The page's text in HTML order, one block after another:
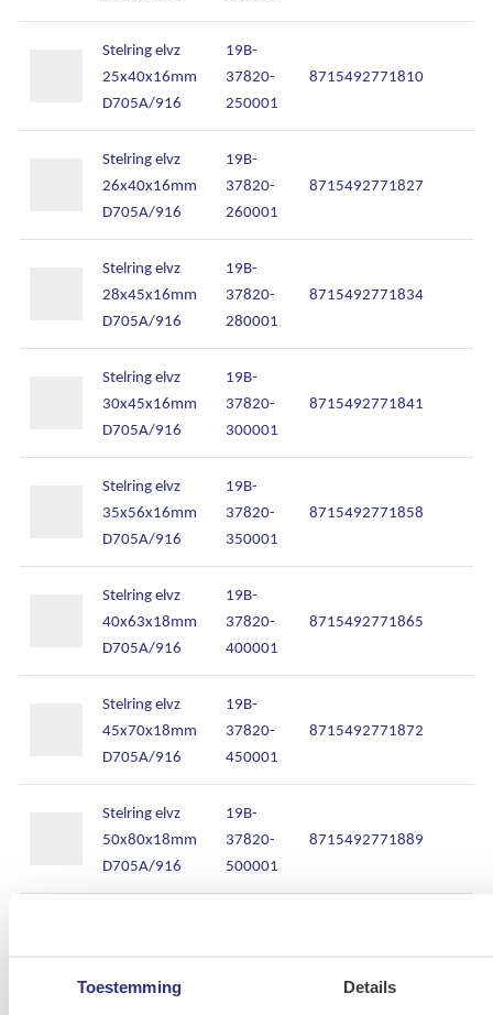
Toestemming Details
Stelring elvz
25x40x16mm
D705A/916
19B-
37820-
250001
8715492771810
Stelring elvz
26x40x16mm
D705A/916
19B-
37820-
260001
8715492771827
Stelring elvz
28x45x16mm
D705A/916
19B-
37820-
280001
8715492771834
Stelring elvz
30x45x16mm
D705A/916
19B-
37820-
300001
8715492771841
Stelring elvz
35x56x16mm
D705A/916
19B-
37820-
350001
8715492771858
Stelring elvz
40x63x18mm
D705A/916
19B-
37820-
400001
8715492771865
Stelring elvz
45x70x18mm
D705A/916
19B-
37820-
450001
8715492771872
Stelring elvz
50x80x18mm
D705A/916
19B-
37820-
500001
8715492771889